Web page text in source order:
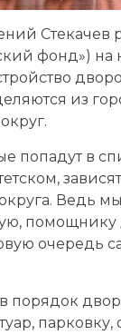
фонд»)
из
попадут в
Ведь
помощнику
очередь
порядок